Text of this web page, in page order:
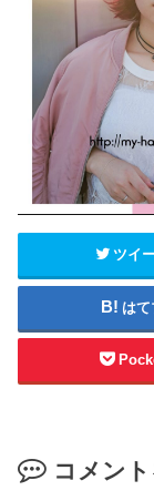
ツイ
はて
コメン